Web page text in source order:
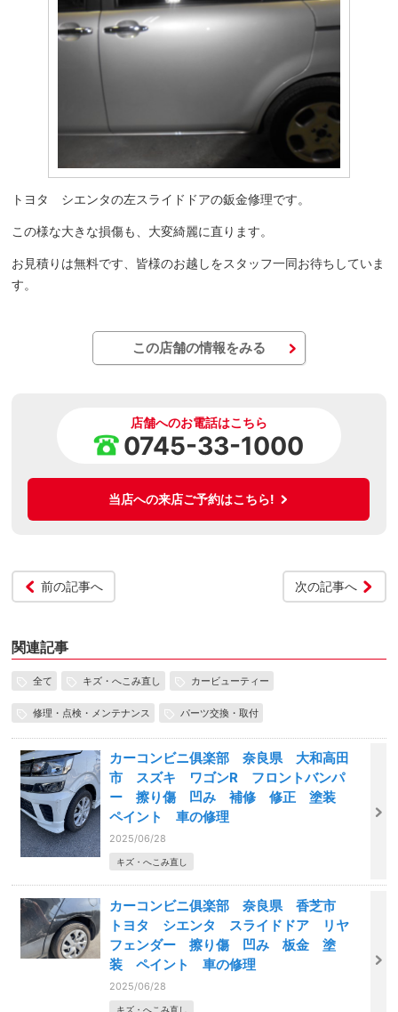
トヨタ シエンタの左スライドドアの鈑金修理です。
この様な大きな損傷も、大変綺麗に直ります。
お見積りは無料です、皆様のお越しをスタッフ一同お待ちしていま
す。
この店舗の情報をみる
店舗へのお電話はこちら
0745-33-1000
当店への来店ご予約はこちら!
前の記事へ 次の記事へ
関連記事
全て キズ・へこみ直し カービューティー
修理・点検・メンテナンス パーツ交換・取付
カーコンビニ俱楽部 奈良県 大和高田
市 スズキ ワゴンR フロントバンパ
ー 擦り傷 凹み 補修 修正 塗装
ペイント 車の修理
2025/06/28
キズ・へこみ直し
カーコンビニ俱楽部 奈良県 香芝市
トヨタ シエンタ スライドドア リヤ
フェンダー 擦り傷 凹み 板金 塗
装 ペイント 車の修理
2025/06/28
キズ・へこみ直し